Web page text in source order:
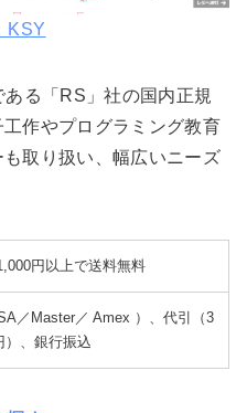
KSY
ある「RS」社の国内正規
作やプログラミング教育
取り扱い、幅広いニーズ
円以上で送料無料
／Master／ Amex ）、代引（3
）、銀行振込